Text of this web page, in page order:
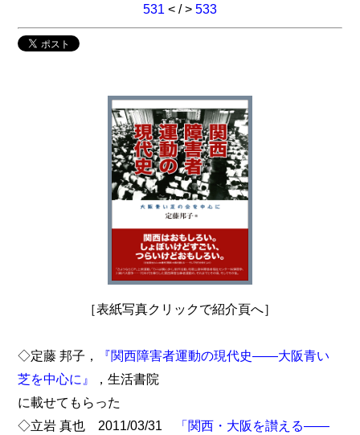
531 < / > 533
［表紙写真クリックで紹介頁へ］
◇定藤 邦子，
『関西障害者運動の現代史――大阪青い
芝を中心に』
，生活書院
に載せてもらった
◇立岩 真也 2011/03/31
「関西・大阪を讃える――